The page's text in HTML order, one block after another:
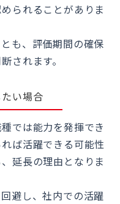
られることがありま
も、評価期間の確保
されます。
い場合
では能力を発揮でき
ば活躍できる可能性
延長の理由となりま
避し、社内での活躍